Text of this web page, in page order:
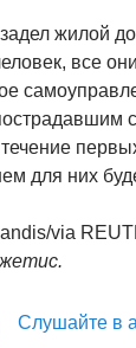
жилой
все
для них
via
Слушайте в